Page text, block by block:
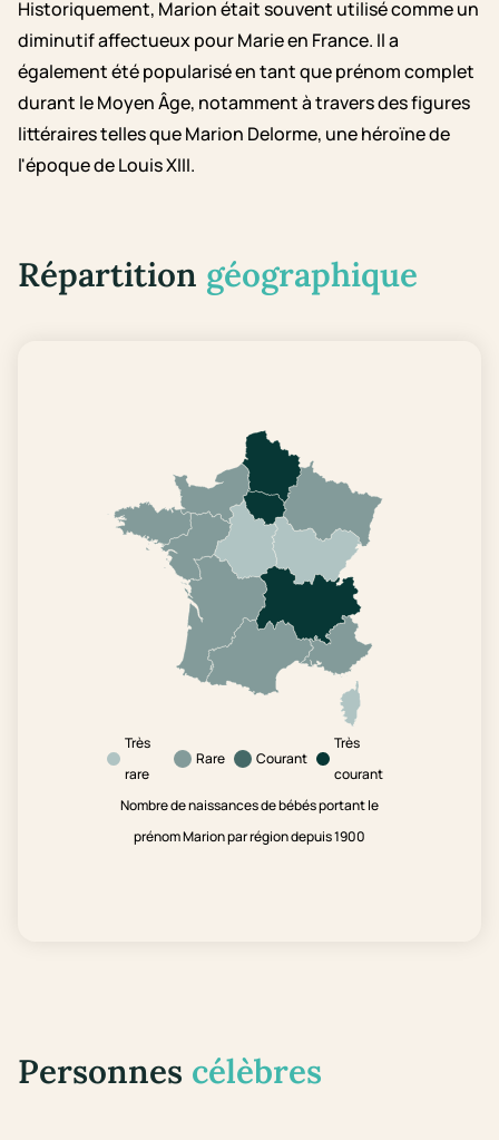
Historiquement, Marion était souvent utilisé comme un
diminutif affectueux pour Marie en France. Il a
également été popularisé en tant que prénom complet
durant le Moyen Âge, notamment à travers des figures
littéraires telles que Marion Delorme, une héroïne de
l'époque de Louis XIII.
Répartition géographique
Très
rare
Rare Courant
Très
courant
Nombre de naissances de bébés portant le
prénom Marion par région depuis 1900
Personnes célèbres